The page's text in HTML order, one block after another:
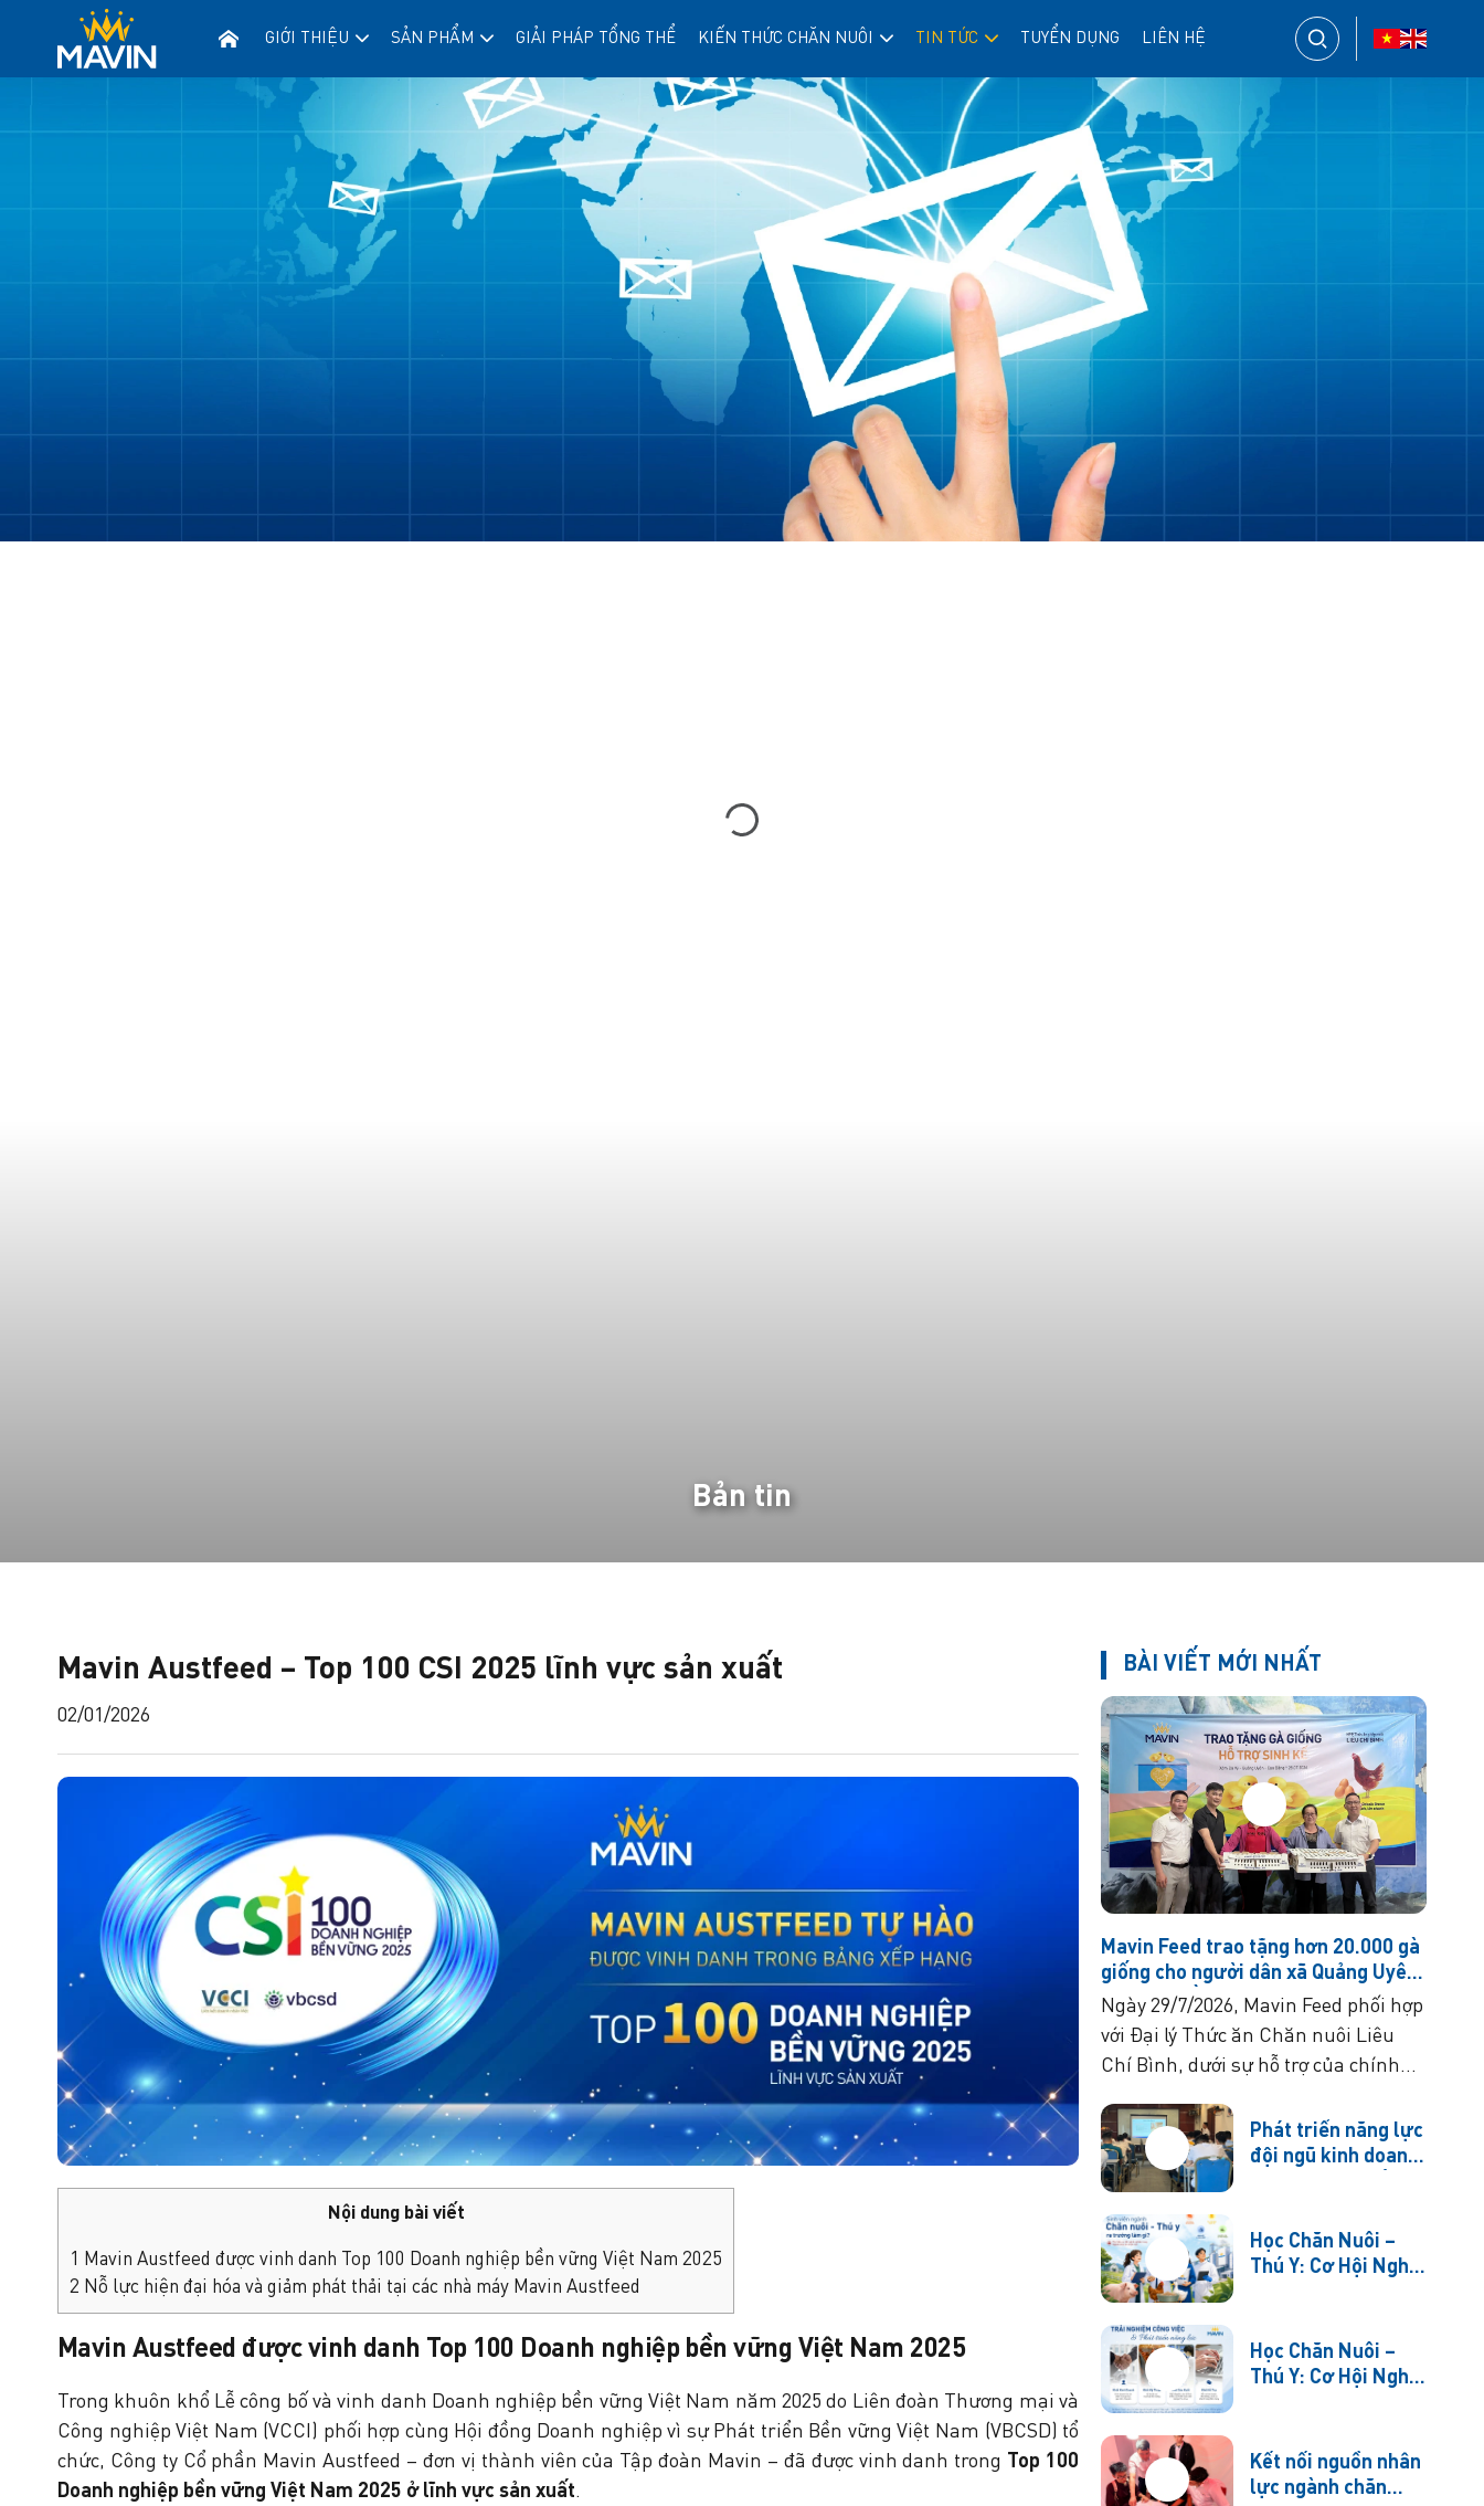
GIỚI THIỆU SẢN PHẨM GIẢI PHÁP TỔNG THỂ KIẾN THỨC CHĂN NUÔI TIN TỨC TUYỂN DỤNG LIÊN HỆ
Bản tin
Mavin Austfeed – Top 100 CSI 2025 lĩnh vực sản xuất
02/01/2026
Nội dung bài viết
1
Mavin Austfeed được vinh danh Top 100 Doanh nghiệp bền vững Việt Nam 2025
2 Nỗ lực hiện đại hóa và giảm phát thải tại các nhà máy Mavin Austfeed
Mavin Austfeed được vinh danh Top 100 Doanh nghiệp bền vững Việt Nam 2025
Trong khuôn khổ Lễ công bố và vinh danh Doanh nghiệp bền vững Việt Nam năm 2025 do Liên đoàn Thương mại và
Công nghiệp Việt Nam (VCCI) phối hợp cùng Hội đồng Doanh nghiệp vì sự Phát triển Bền vững Việt Nam (VBCSD) tổ
chức, Công ty Cổ phần Mavin Austfeed – đơn vị thành viên của Tập đoàn Mavin – đã được vinh danh trong
Top 100
Doanh nghiệp bền vững Việt Nam 2025 ở lĩnh vực sản xuất.
BÀI VIẾT MỚI NHẤT
Mavin Feed trao tặng hơn 20.000 gà
giống cho người dân xã Quảng Uyên,
tỉnh Cao Bằng
Ngày 29/7/2026, Mavin Feed phối hợp
với Đại lý Thức ăn Chăn nuôi Liêu
Chí Bình, dưới sự hỗ trợ của chính
trình trao...
Phát triển năng lực
đội ngũ kinh doanh
khách hàng
Học Chăn Nuôi –
Thú Y: Cơ Hội Nghề
Chăn Nuôi (Phần 1)
Học Chăn Nuôi –
Thú Y: Cơ Hội Nghề
Chăn Nuôi (Phần 2)
Kết nối nguồn nhân
lực ngành chăn